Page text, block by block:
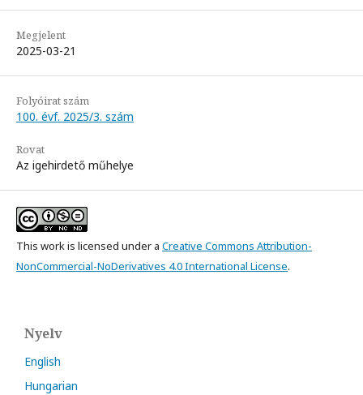
Megjelent
2025-03-21
Folyóirat szám
100. évf. 2025/3. szám
Rovat
Az igehirdető műhelye
This work is licensed under a Creative Commons Attribution-
NonCommercial-NoDerivatives 4.0 International License.
Nyelv
English
Hungarian